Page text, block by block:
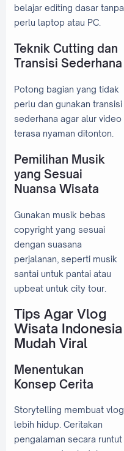
belajar editing dasar tanpa
perlu laptop atau PC.
Teknik Cutting dan
Transisi Sederhana
Potong bagian yang tidak
perlu dan gunakan transisi
sederhana agar alur video
terasa nyaman ditonton.
Pemilihan Musik
yang Sesuai
Nuansa Wisata
Gunakan musik bebas
copyright yang sesuai
dengan suasana
perjalanan, seperti musik
santai untuk pantai atau
upbeat untuk city tour.
Tips Agar Vlog
Wisata Indonesia
Mudah Viral
Menentukan
Konsep Cerita
Storytelling membuat vlog
lebih hidup. Ceritakan
pengalaman secara runtut